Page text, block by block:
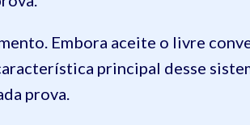
Embora aceite o livre
principal desse
prova.